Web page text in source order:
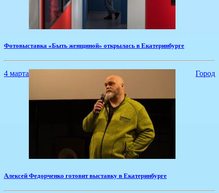
Фотовыставка «Быть женщиной» открылась в Екатеринбурге
4 марта Город
Алексей Федорченко готовит выставку в Екатеринбурге